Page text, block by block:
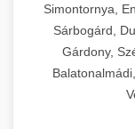
Simontornya,
Sárbogárd,
Gárdony,